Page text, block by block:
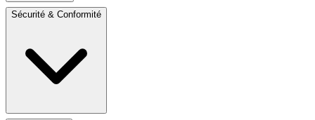
Sécurité & Conformité